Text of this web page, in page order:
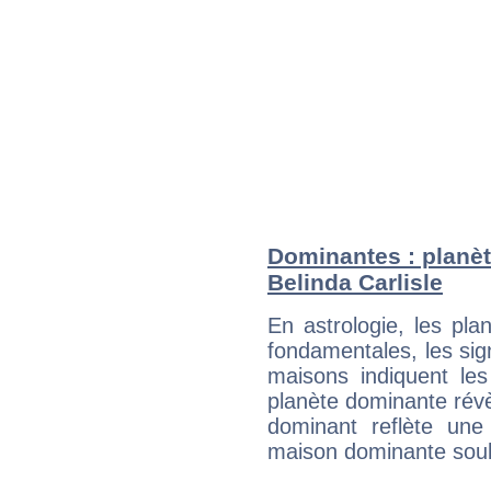
Dominantes :
Belinda Carlisle
En astrologie, les
fondamentales, les
maisons indiquent
planète dominante
dominant reflète
maison dominante